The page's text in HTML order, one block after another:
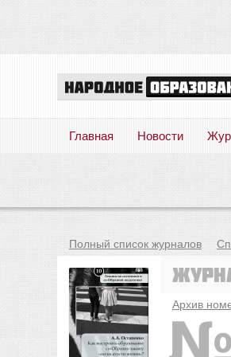
Главная Новости
Полный список журналов
Архив